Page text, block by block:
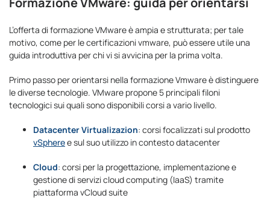
L’offerta di formazione VMware è ampia e strutturata; per tale
motivo, come per le certificazioni vmware, può essere utile una
guida introduttiva per chi vi si avvicina per la prima volta.
Primo passo per orientarsi nella formazione Vmware è distinguere
le diverse tecnologie. VMware propone 5 principali filoni
tecnologici sui quali sono disponibili corsi a vario livello.
Datacenter Virtualizazion: corsi focalizzati sul prodotto
vSpheree sul suo utilizzo in contesto datacenter
Cloud: corsi per la progettazione, implementazione e
gestione di servizi cloud computing (IaaS) tramite
piattaforma vCloud suite